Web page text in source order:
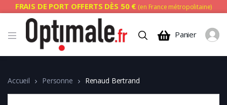
FRAIS DE PORT OFFERTS DÈS 50 € (en France métropolitaine)
Panier
Accueil Personne Renaud Bertrand